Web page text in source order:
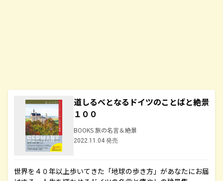
道しるべとなるドイツのことばと絶景
１００
BOOKS 旅の名言＆絶景
2022.11.04 発売
世界を４０年以上歩いてきた「地球の歩き方」があなたにお届